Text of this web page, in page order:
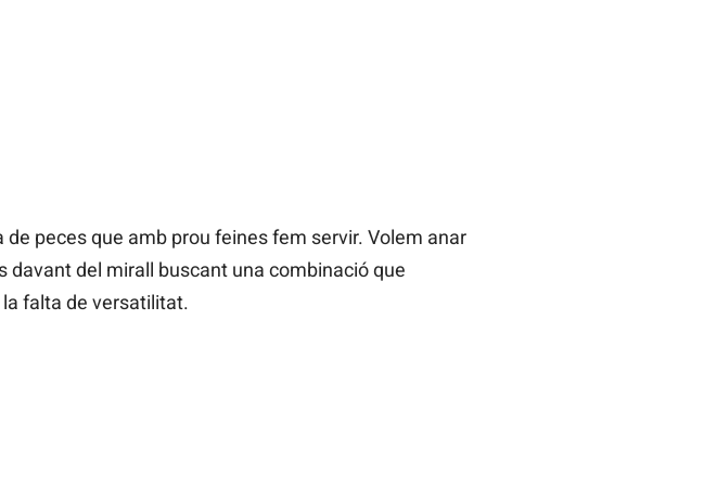
peces que amb prou feines fem servir. Volem anar
del mirall buscant una combinació que
falta de versatilitat.